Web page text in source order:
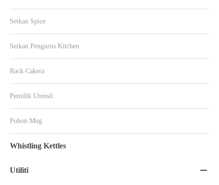
Setkan Spice
Setkan Pengurus Kitchen
Rack Cakera
Pemilik Utensil
Pohon Mug
Whistling Kettles
Utiliti 